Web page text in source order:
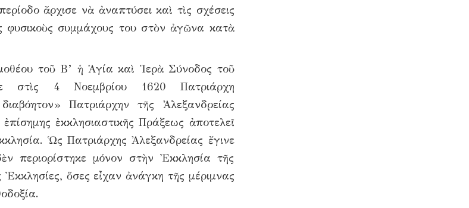
ἄρχισε νὰ ἀναπτύσει καὶ τὶς σχέσεις
φυσικοὺς συμμάχους του στὸν ἀγῶνα κατὰ
τοῦ Β’ ἡ Ἁγία καὶ Ἱερὰ Σύνοδος τοῦ
στὶς 4 Νοεμβρίου 1620 Πατριάρχη
Πατριάρχην τῆς Ἀλεξανδρείας
ἐκκλησιαστικῆς Πράξεως ἀποτελεῖ
Ὡς Πατριάρχης Ἀλεξανδρείας ἔγινε
περιορίστηκε μόνον στὴν Ἐκκλησία τῆς
ὅσες εἶχαν ἀνάγκη τῆς μέριμνας